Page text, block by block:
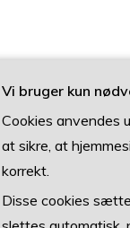
Vi bruger kun
Cookies anvendes
at sikre, at
korrekt.
Disse cookies